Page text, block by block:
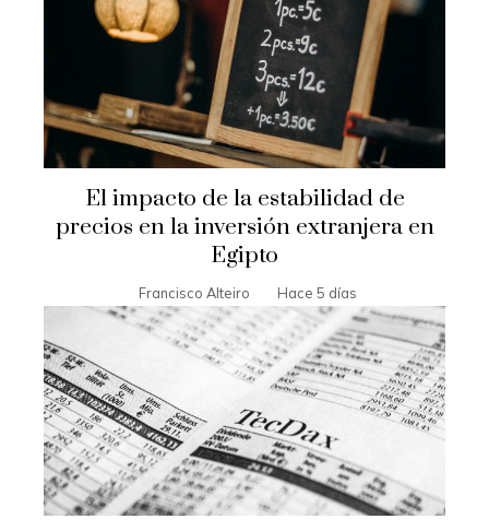
El impacto de la estabilidad de
precios en la inversión extranjera en
Egipto
Francisco Alteiro Hace 5 días